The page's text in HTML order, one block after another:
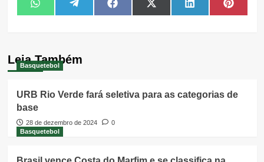
Share
on
WhatsAppShare
on
TelegramShare
on
FacebookShare
on
X
(Twitter)
Share
on
LinkedIn Share
on
Leia Também
Basquetebol
URB Rio Verde fará seletiva para as categorias de
base
28 de dezembro de 2024
0
Basquetebol